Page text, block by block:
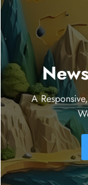
A